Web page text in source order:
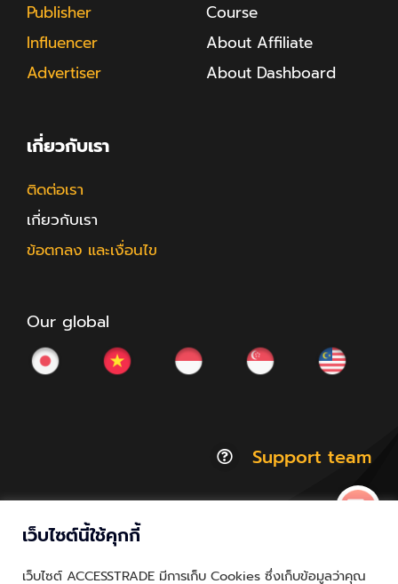
Publisher
Influencer
Advertiser
Course
About Affiliate
About Dashboard
เกี่ยวกับเรา
ติดต่อเรา
เกี่ยวกับเรา
ข้อตกลง และเงื่อนไข
Our global
Support team
เว็บไซต์นี้ใช้คุกกี้
เว็บไซต์ ACCESSTRADE มีการเก็บ Cookies ซึ่งเก็บข้อมูลว่าคุณ